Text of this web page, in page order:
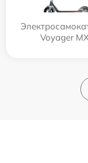
Voyager